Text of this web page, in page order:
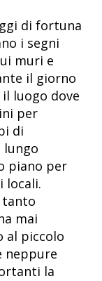
di fortuna
i segni
muri e
il giorno
luogo dove
per
di
lungo
piano per
locali.
tanto
mai
al piccolo
neppure
la